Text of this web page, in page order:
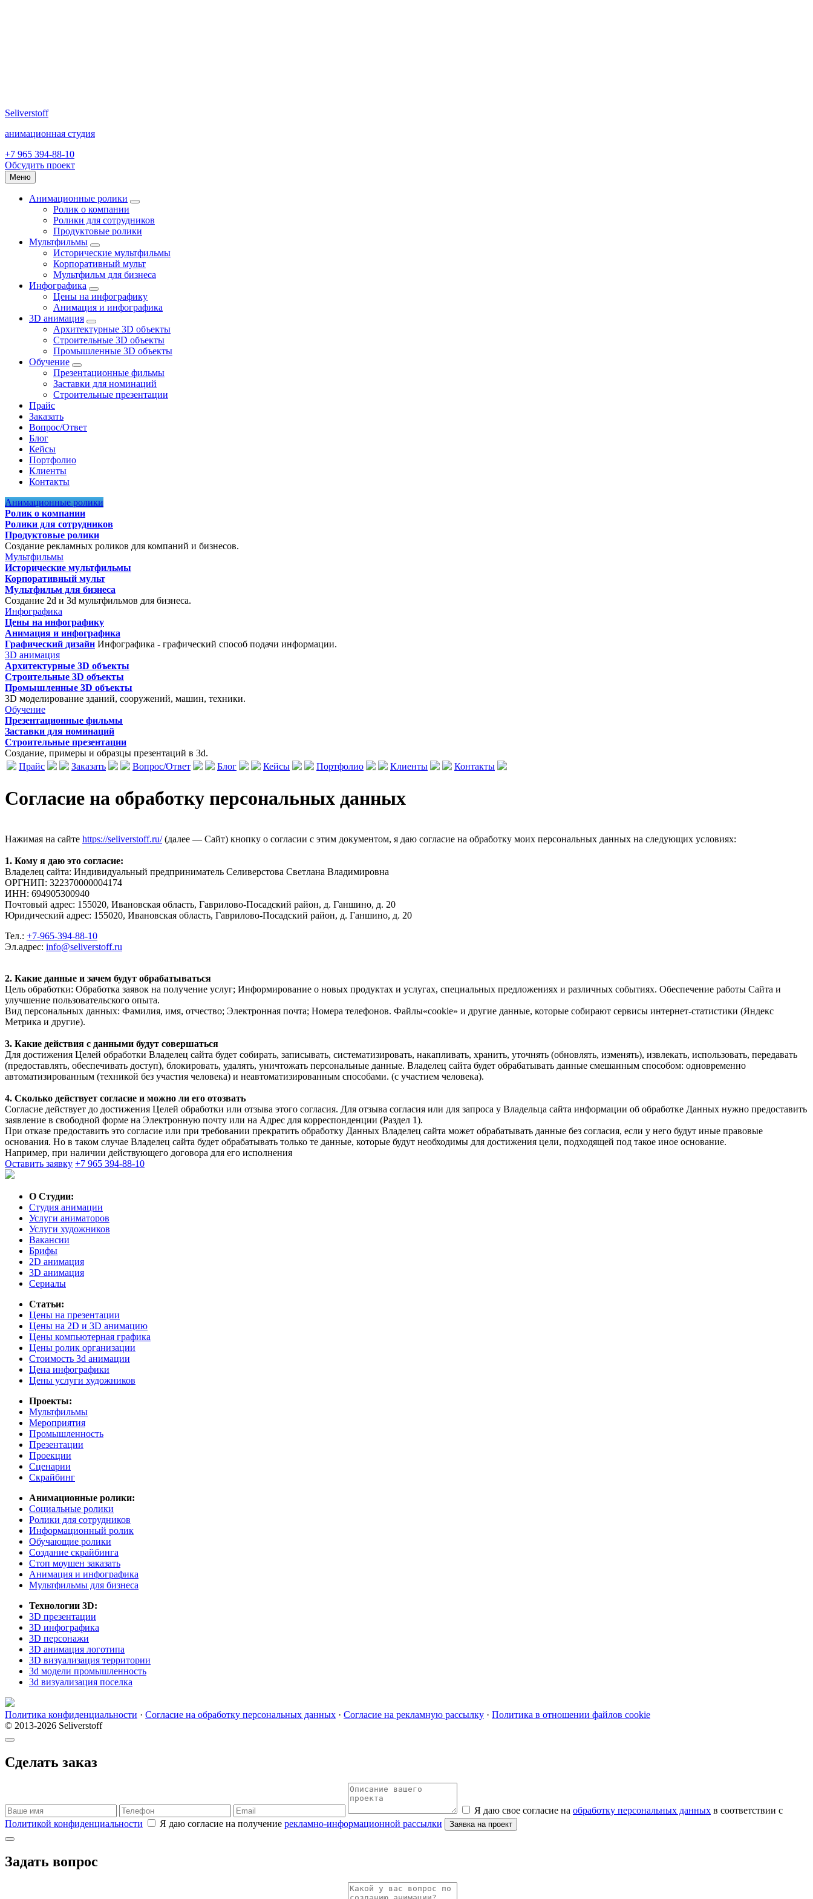
Seliverstoff
анимационная студия
+7 965 394-88-10
Обсудить проект
Меню
Анимационные ролики
Ролик о компании
Ролики для сотрудников
Продуктовые ролики
Мультфильмы
Исторические мультфильмы
Корпоративный мульт
Мультфильм для бизнеса
Инфографика
Цены на инфографику
Анимация и инфографика
3D анимация
Архитектурные 3D объекты
Строительные 3D объекты
Промышленные 3D объекты
Обучение
Презентационные фильмы
Заставки для номинаций
Строительные презентации
Прайс
Заказать
Вопрос/Ответ
Блог
Кейсы
Портфолио
Клиенты
Контакты
Анимационные ролики
Ролик о компании
Ролики для сотрудников
Продуктовые ролики
Создание рекламных роликов для компаний и бизнесов.
Мультфильмы
Исторические мультфильмы
Корпоративный мульт
Мультфильм для бизнеса
Создание 2d и 3d мультфильмов для бизнеса.
Инфографика
Цены на инфографику
Анимация и инфографика
Графический дизайн Инфографика - графический способ подачи информации.
3D анимация
Архитектурные 3D объекты
Строительные 3D объекты
Промышленные 3D объекты
3D моделирование зданий, сооружений, машин, техники.
Обучение
Презентационные фильмы
Заставки для номинаций
Строительные презентации
Создание, примеры и образцы презентаций в 3d.
Прайс
Заказать Вопрос/Ответ Блог Кейсы Портфолио Клиенты Контакты
Согласие на обработку персональных данных
Нажимая на сайте https://seliverstoff.ru/(далее — Сайт) кнопку о согласии с этим документом, я даю согласие на обработку моих персональных данных на следующих условиях:
1. Кому я даю это согласие:
Владелец сайта: Индивидуальный предприниматель Селиверстова Светлана Владимировна
ОРГНИП: 322370000004174
ИНН: 694905300940
Почтовый адрес: 155020, Ивановская область, Гаврилово-Посадский район, д. Ганшино, д. 20
Юридический адрес: 155020, Ивановская область, Гаврилово-Посадский район, д. Ганшино, д. 20
Тел.: +7-965-394-88-10
Эл.адрес: info@seliverstoff.ru
2. Какие данные и зачем будут обрабатываться
Цель обработки: Обработка заявок на получение услуг; Информирование о новых продуктах и услугах, специальных предложениях и различных событиях. Обеспечение работы Сайта и
улучшение пользовательского опыта.
Вид персональных данных: Фамилия, имя, отчество; Электронная почта; Номера телефонов. Файлы«cookie» и другие данные, которые собирают сервисы интернет-статистики (Яндекс
Метрика и другие).
3. Какие действия с данными будут совершаться
Для достижения Целей обработки Владелец сайта будет собирать, записывать, систематизировать, накапливать, хранить, уточнять (обновлять, изменять), извлекать, использовать, передавать
(предоставлять, обеспечивать доступ), блокировать, удалять, уничтожать персональные данные. Владелец сайта будет обрабатывать данные смешанным способом: одновременно
автоматизированным (техникой без участия человека) и неавтоматизированным способами. (с участием человека).
4. Сколько действует согласие и можно ли его отозвать
Согласие действует до достижения Целей обработки или отзыва этого согласия. Для отзыва согласия или для запроса у Владельца сайта информации об обработке Данных нужно предоставить
заявление в свободной форме на Электронную почту или на Адрес для корреспонденции (Раздел 1).
При отказе предоставить это согласие или при требовании прекратить обработку Данных Владелец сайта может обрабатывать данные без согласия, если у него будут иные правовые
основания. Но в таком случае Владелец сайта будет обрабатывать только те данные, которые будут необходимы для достижения цели, подходящей под такое иное основание.
Например, при наличии действующего договора для его исполнения
Оставить заявку +7 965 394-88-10
О Студии:
Студия анимации
Услуги аниматоров
Услуги художников
Вакансии
Брифы
2D анимация
3D анимация
Сериалы
Статьи:
Цены на презентации
Цены на 2D и 3D анимацию
Цены компьютерная графика
Цены ролик организации
Cтоимость 3d анимации
Цена инфографики
Цены услуги художников
Проекты:
Мультфильмы
Мероприятия
Промышленность
Презентации
Проекции
Сценарии
Скрайбинг
Анимационные ролики:
Социальные ролики
Ролики для сотрудников
Информационный ролик
Обучающие ролики
Создание скрайбинга
Стоп моушен заказать
Анимация и инфографика
Мультфильмы для бизнеса
Технологии 3D:
3D презентации
3D инфографика
3D персонажи
3D анимация логотипа
3D визуализация территории
3d модели промышленность
3d визуализация поселка
Политика конфиденциальности · Согласие на обработку персональных данных · Согласие на рекламную рассылку · Политика в отношении файлов cookie
© 2013-2026 Seliverstoff
Сделать заказ
Я даю свое согласие на обработку персональных данных в соответствии с
Политикой конфиденциальности
Я даю согласие на получение рекламно-информационной рассылки
Задать вопрос